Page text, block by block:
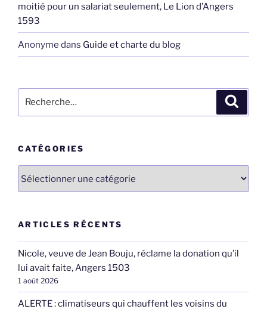
moitié pour un salariat seulement, Le Lion d’Angers
1593
Anonyme dans Guide et charte du blog
pour
CATÉGORIES
ARTICLES RÉCENTS
Nicole, veuve de Jean Bouju, réclame la donation qu’il
lui avait faite, Angers 1503
1 août 2026
ALERTE : climatiseurs qui chauffent les voisins du